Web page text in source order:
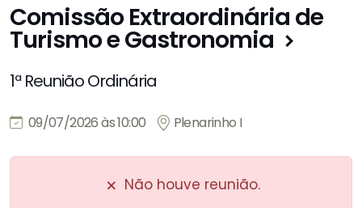
Comissão Extraordinária de
Turismo e Gastronomia
1ª Reunião Ordinária
09/07/2026 às 10:00 Plenarinho I
Não houve reunião.